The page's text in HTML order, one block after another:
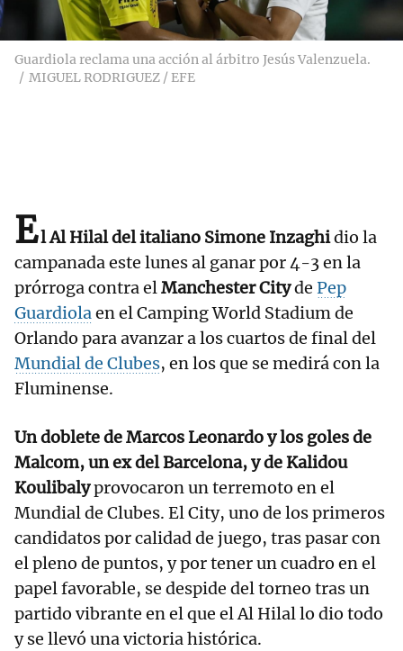
Guardiola reclama una acción al árbitro Jesús Valenzuela.
MIGUEL RODRIGUEZ / EFE
El Al Hilal del italiano Simone Inzaghidio la
campanada este lunes al ganar por 4-3 en la
prórroga contra elManchester Cityde Pep
Guardiolaen el Camping World Stadium de
Orlando para avanzar a los cuartos de final del
Mundial de Clubes, en los que se medirá con la
Fluminense.
Un doblete de Marcos Leonardo y los goles de
Malcom, un ex del Barcelona, y de Kalidou
Koulibalyprovocaron un terremoto en el
Mundial de Clubes. El City, uno de los primeros
candidatos por calidad de juego, tras pasar con
el pleno de puntos, y por tener un cuadro en el
papel favorable, se despide del torneo tras un
partido vibrante en el que el Al Hilal lo dio todo
y se llevó una victoria histórica.